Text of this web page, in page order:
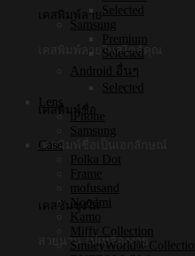
เคสพิมพ์ลาย
เคสพิมพ์ลายในสไตล์คุณ
เคสพิมพ์ชื่อ
เคสพิมพ์ชื่อเป็นเอกลักษณ์
เคสซัมซุงใส
สวยนาน ไม่เหลืองง่าย
Selected
Samsung
Premium
Selected
Android อื่นๆ
Selected
Lens
iPhone
Samsung
Case
Polka Dot
Frame
mofusand
Noodmi
Kamo
Miffy Collection
SmileyWorld® Collection